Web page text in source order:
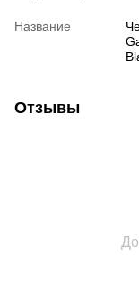
Название
Отзывы